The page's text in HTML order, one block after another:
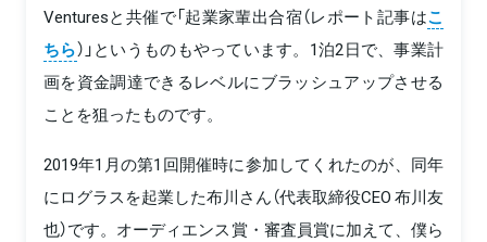
Venturesと共催で「起業家輩出合宿（レポート記事はこ
ちら）」というものもやっています。1泊2日で、事業計
画を資金調達できるレベルにブラッシュアップさせる
ことを狙ったものです。
2019年1月の第1回開催時に参加してくれたのが、同年
にログラスを起業した布川さん（代表取締役CEO 布川友
也）です。オーディエンス賞・審査員賞に加えて、僕ら